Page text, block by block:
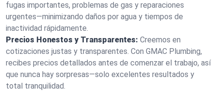
fugas importantes, problemas de gas y reparaciones
urgentes—minimizando daños por agua y tiempos de
inactividad rápidamente.
Precios Honestos y Transparentes: Creemos en
cotizaciones justas y transparentes. Con GMAC Plumbing,
recibes precios detallados antes de comenzar el trabajo, así
que nunca hay sorpresas—solo excelentes resultados y
total tranquilidad.